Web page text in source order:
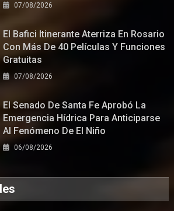
07/08/2026
El Bafici Itinerante Aterriza En Rosario
Con Más De 40 Películas Y Funciones
Gratuitas
07/08/2026
El Senado De Santa Fe Aprobó La
Emergencia Hídrica Para Anticiparse
Al Fenómeno De El Niño
06/08/2026